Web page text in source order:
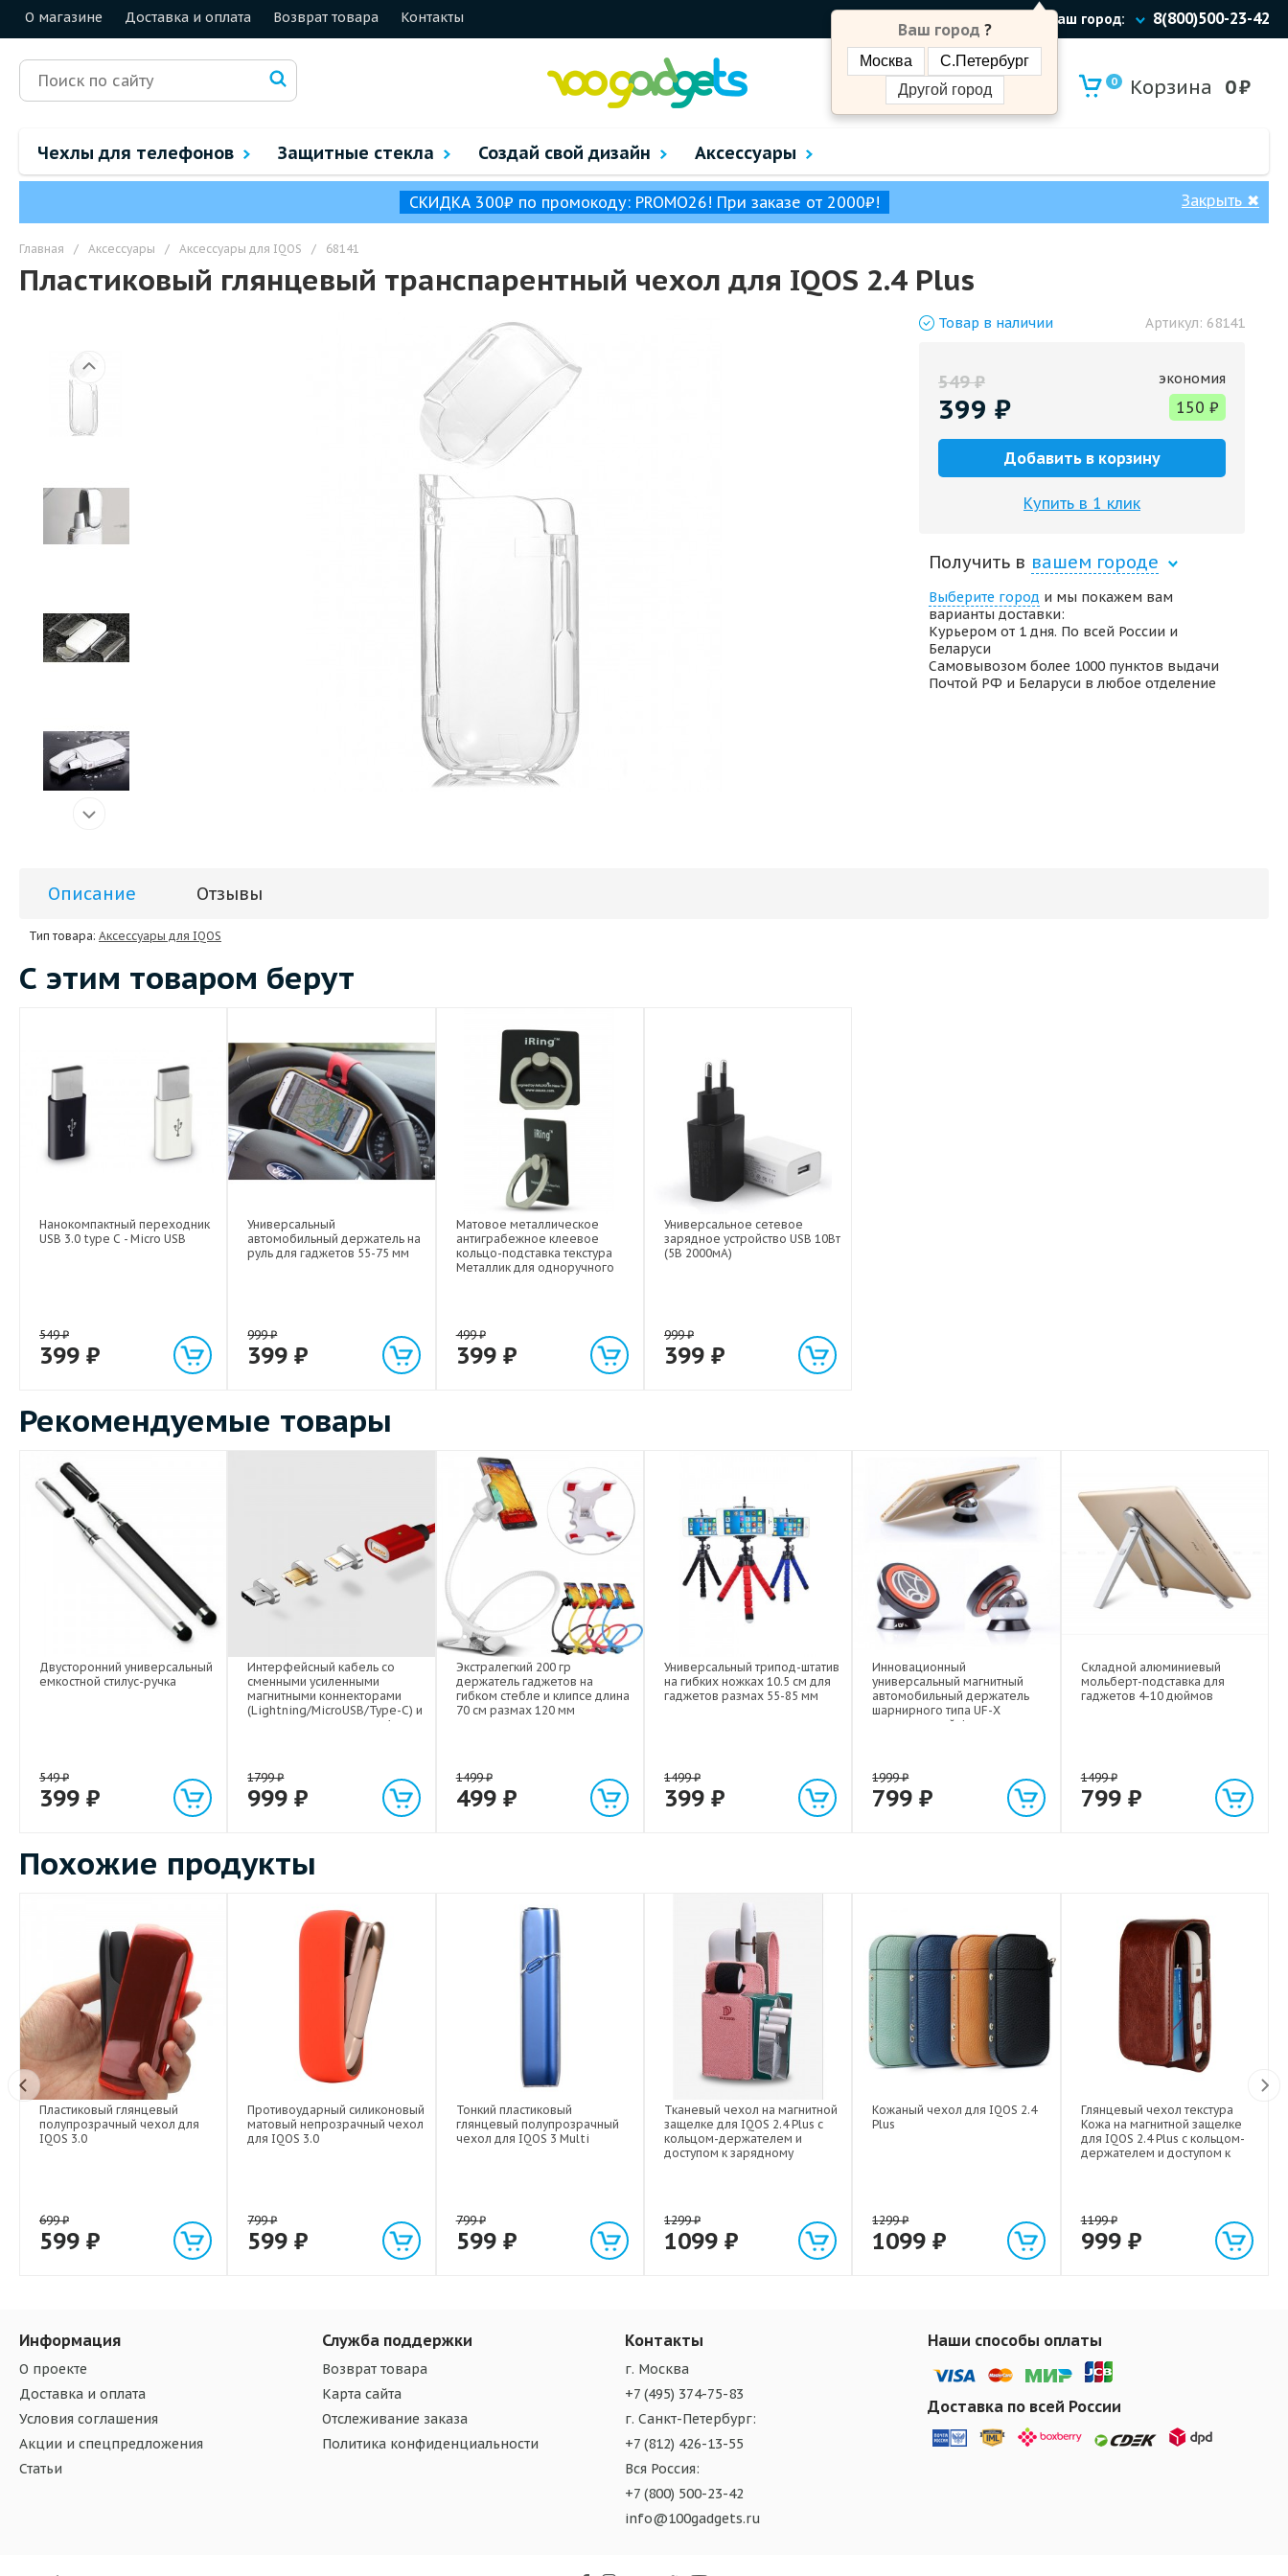
О магазине Доставка и оплата Возврат товара Контакты Ваш город:
Ваш город ?
Москва
С.Петербург
Другой город
8(800)500-23-42
0 Корзина 0₽
Чехлы для телефонов Защитные стекла Создай свой дизайн Аксессуары
СКИДКА 300₽ по промокоду: PROMO26! При заказе от 2000₽! Закрыть ✖
Главная / Аксессуары / Аксессуары для IQOS / 68141
Пластиковый глянцевый транспарентный чехол для IQOS 2.4 Plus
Товар в наличии Артикул: 68141
549₽
399 ₽
экономия
150 ₽
Добавить в корзину
Купить в 1 клик
Получить в вашем городе
Выберите город и мы покажем вам
варианты доставки:
Курьером от 1 дня. По всей России и
Беларуси
Самовывозом более 1000 пунктов выдачи
Почтой РФ и Беларуси в любое отделение
Описание Отзывы
Тип товара: Аксессуары для IQOS
С этим товаром берут
Нанокомпактный переходник
USB 3.0 type C - Micro USB
549₽
399 ₽
Универсальный
автомобильный держатель на
руль для гаджетов 55-75 мм
999₽
399₽
Матовое металлическое
антиграбежное клеевое
кольцо-подставка текстура
Металлик для одноручного
499₽
399 ₽
Универсальное сетевое
зарядное устройство USB 10Вт
(5В 2000мА)
999₽
399 ₽
Рекомендуемые товары
Двусторонний универсальный
емкостной стилус-ручка
549₽
399 ₽
Интерфейсный кабель со
сменными усиленными
магнитными коннекторами
(Lightning/MicroUSB/Type-C) и
световым индикатором 1м
1799₽
999₽
Экстралегкий 200 гр
держатель гаджетов на
гибком стебле и клипсе длина
70 см размах 120 мм
1499₽
499 ₽
Универсальный трипод-штатив
на гибких ножках 10.5 см для
гаджетов размах 55-85 мм
1499₽
399 ₽
Инновационный
универсальный магнитный
автомобильный держатель
шарнирного типа UF-X
экстрасильной фиксации для
1999₽
799₽
Складной алюминиевый
мольберт-подставка для
гаджетов 4-10 дюймов
1499₽
799 ₽
Похожие продукты
Пластиковый глянцевый
полупрозрачный чехол для
IQOS 3.0
699₽
599 ₽
Противоударный силиконовый
матовый непрозрачный чехол
для IQOS 3.0
799₽
599₽
Тонкий пластиковый
глянцевый полупрозрачный
чехол для IQOS 3 Multi
799₽
599 ₽
Тканевый чехол на магнитной
защелке для IQOS 2.4 Plus с
кольцом-держателем и
доступом к зарядному
1299₽
1099 ₽
Кожаный чехол для IQOS 2.4
Plus
1299₽
1099₽
Глянцевый чехол текстура
Кожа на магнитной защелке
для IQOS 2.4 Plus с кольцом-
держателем и доступом к
1199₽
999 ₽
Информация
О проекте
Доставка и оплата
Условия соглашения
Акции и спецпредложения
Статьи
Служба поддержки
Возврат товара
Карта сайта
Отслеживание заказа
Политика конфиденциальности
Контакты
г. Москва
+7 (495) 374-75-83
г. Санкт-Петербург:
+7 (812) 426-13-55
Вся Россия:
+7 (800) 500-23-42
info@100gadgets.ru
Наши способы оплаты
Доставка по всей России